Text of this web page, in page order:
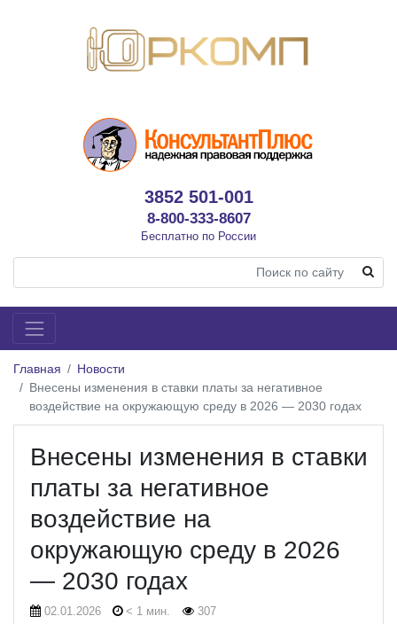
3852 501-001
8-800-333-8607
Бесплатно по России
Главная
Новости
Внесены изменения в ставки платы за негативное
воздействие на окружающую среду в 2026 — 2030 годах
Внесены изменения в ставки
платы за негативное
воздействие на
окружающую среду в 2026
— 2030 годах
02.01.2026 < 1 мин. 307